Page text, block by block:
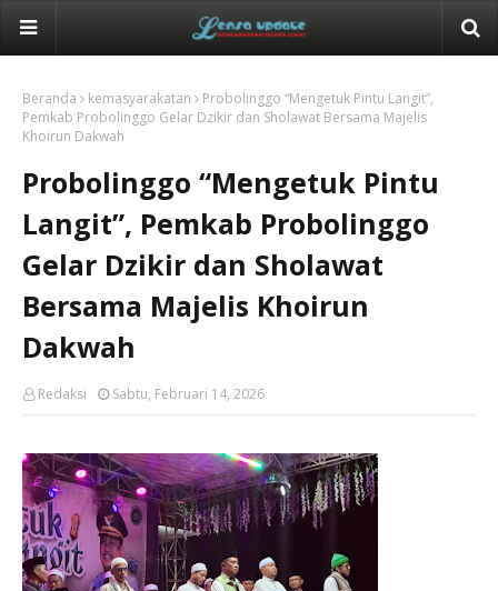
Beranda kemasyarakatan
Probolinggo “Mengetuk Pintu Langit”,
Pemkab Probolinggo Gelar Dzikir dan Sholawat Bersama Majelis
Khoirun Dakwah
Probolinggo “Mengetuk Pintu
Langit”, Pemkab Probolinggo
Gelar Dzikir dan Sholawat
Bersama Majelis Khoirun
Dakwah
Redaksi Sabtu, Februari 14, 2026